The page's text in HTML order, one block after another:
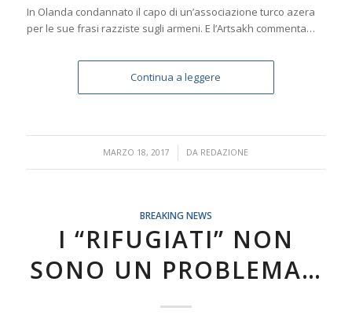
In Olanda condannato il capo di un’associazione turco azera
per le sue frasi razziste sugli armeni. E l’Artsakh commenta…
Continua a leggere
MARZO 18, 2017
/ DA REDAZIONE
BREAKING NEWS
I “RIFUGIATI” NON
SONO UN PROBLEMA…